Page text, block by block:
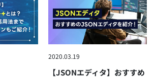
2020.03.19
【JSONエディタ】おすすめ